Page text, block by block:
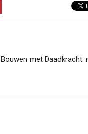
Bouwen met Daadkracht: